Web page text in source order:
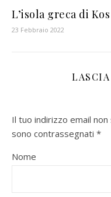
L’isola greca di Kos
23 Febbraio 2022
Il tuo indirizzo email
sono contrassegnati *
Nome